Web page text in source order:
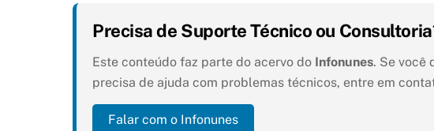
Precisa de Suporte Técnico ou
Este conteúdo faz parte do acervo do Infonunes. Se você
precisa de ajuda com problemas técnicos, entre em
Falar com o Infonunes